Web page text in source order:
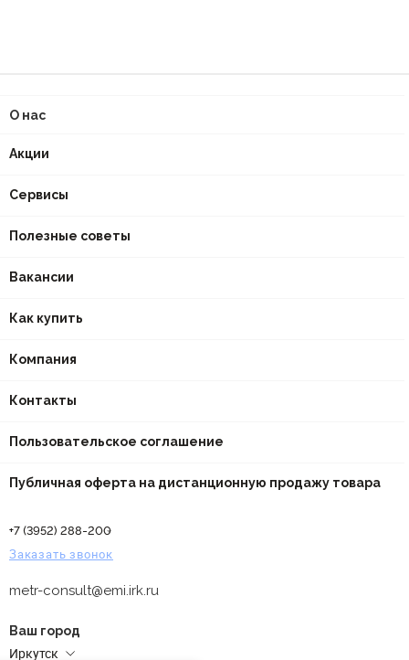
О нас
Акции
Сервисы
Полезные советы
Вакансии
Как купить
Компания
Контакты
Пользовательское соглашение
Публичная оферта на дистанционную продажу товара
+7 (3952) 288-200
Заказать звонок
metr-consult@emi.irk.ru
Ваш город
Иркутск